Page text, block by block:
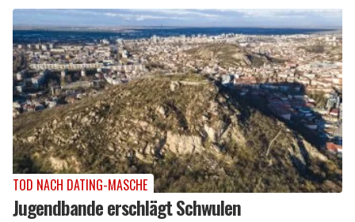
TOD NACH DATING-MASCHE
Jugendbande erschlägt Schwulen